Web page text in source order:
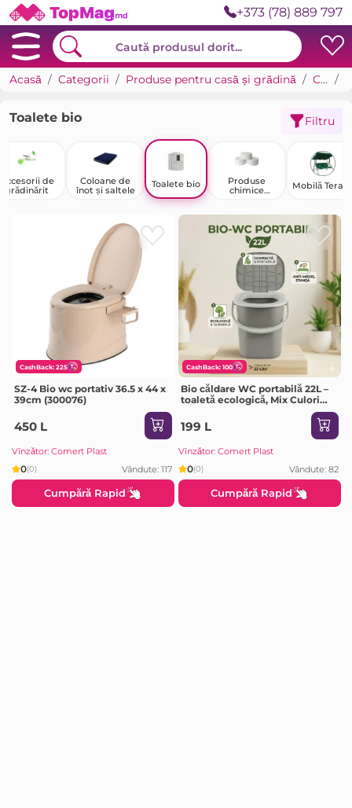
+373 (78) 889 797
Acasă Categorii Produse pentru casă și grădină Casa de tara, grădină și legumicultură
Toalete bio Filtru
Accesorii de
grădinărit
Coloane de
înot și saltele
Toalete bio
Produse
chimice
Mobilă Terasă
CashBack: 225
SZ-4 Bio wc portativ 36.5 x 44 x
39cm (300076)
450 L
Vînzător: Comert Plast
0(0) Vândute: 117
Cumpără Rapid
CashBack: 100
Bio căldare WC portabilă 22L –
toaletă ecologică, Mix Culori
199 L
Vînzător: Comert Plast
0(0) Vândute: 82
Cumpără Rapid